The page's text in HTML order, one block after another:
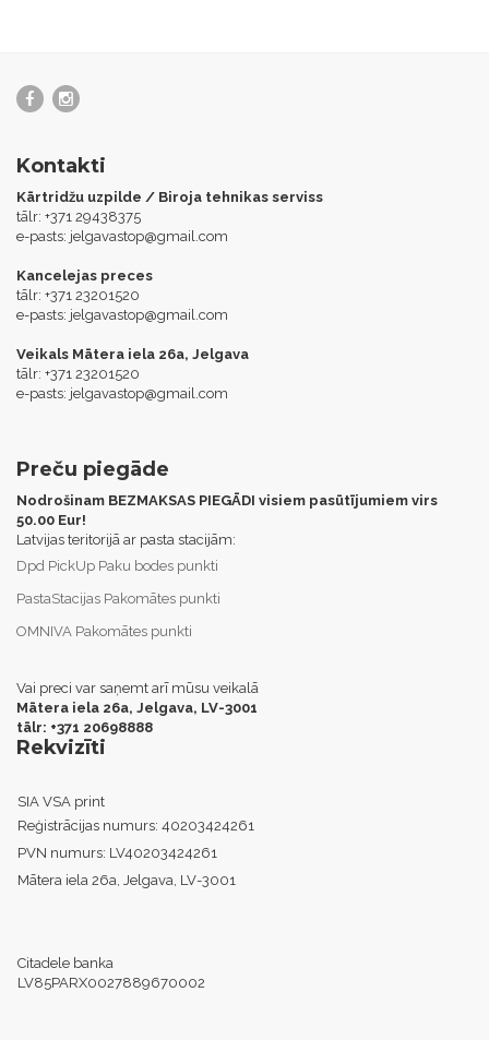
Kontakti
Kārtridžu uzpilde / Biroja tehnikas serviss
tālr: +371 29438375
e-pasts: jelgavastop@gmail.com
Kancelejas preces
tālr: +371 23201520
e-pasts: jelgavastop@gmail.com
Veikals Mātera iela 26a, Jelgava
tālr: +371 23201520
e-pasts: jelgavastop@gmail.com
Preču piegāde
Nodrošinam BEZMAKSAS PIEGĀDI visiem pasūtījumiem virs
50.00 Eur!
Latvijas teritorijā ar pasta stacijām:
Dpd PickUp Paku bodes punkti
PastaStacijas Pakomātes punkti
OMNIVA Pakomātes punkti
Vai preci var saņemt arī mūsu veikalā
Mātera iela 26a, Jelgava, LV-3001
tālr: +371 20698888
Rekvizīti
SIA VSA print
Reģistrācijas numurs: 40203424261
PVN numurs: LV40203424261
Mātera iela 26a, Jelgava, LV-3001
Citadele banka
LV85PARX0027889670002